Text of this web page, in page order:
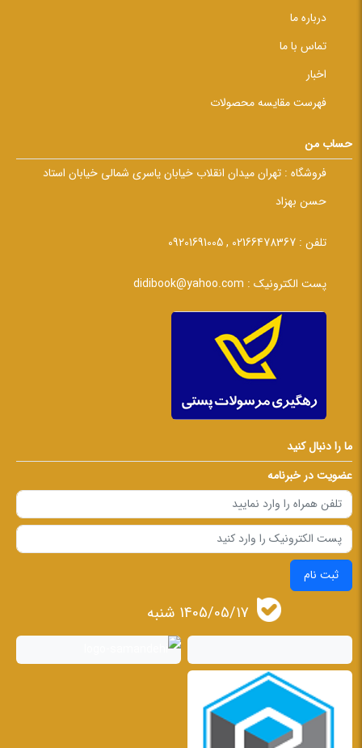
درباره ما
تماس با ما
اخبار
فهرست مقایسه محصولات
حساب من
فروشگاه : تهران میدان انقلاب خیابان یاسری شمالی خیابان استاد
حسن بهزاد
تلفن : 02166478367 , 09201691005
پست الکترونیک : didibook@yahoo.com
ما را دنبال کنید
عضویت در خبرنامه
ثبت نام
1405/05/17 شنبه